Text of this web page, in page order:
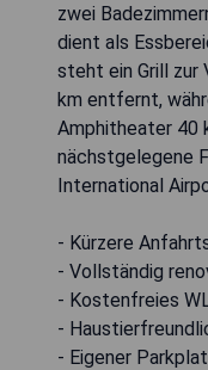
zwei
dient als
steht ein Grill zur
km entfernt,
Amphitheater 40
nächstgelegene
International
- Kürzere
- Vollständig
- Kostenfreies
-
- Eigener